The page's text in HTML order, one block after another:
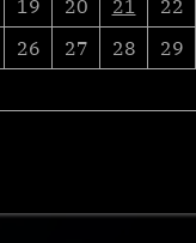
26 27 28 29